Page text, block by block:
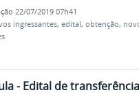
22/07/2019 07h41
ingressantes, edital, obtenção,
- Edital de